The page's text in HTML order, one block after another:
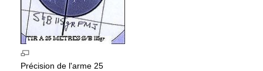
Précision de l'arme 25